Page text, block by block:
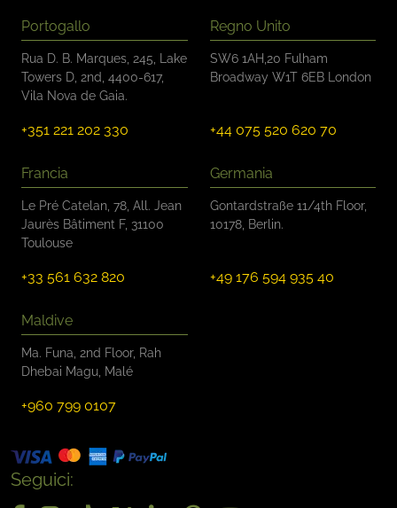
Portogallo
Rua D. B. Marques, 245, Lake
Towers D, 2nd, 4400-617,
Vila Nova de Gaia.
+351 221 202 330
Regno Unito
SW6 1AH,20 Fulham
Broadway W1T 6EB London
+44 075 520 620 70
Francia
Le Pré Catelan, 78, All. Jean
Jaurès Bâtiment F, 31100
Toulouse
+33 561 632 820
Germania
Gontardstraße 11/4th Floor,
10178, Berlin.
+49 176 594 935 40
Maldive
Ma. Funa, 2nd Floor, Rah
Dhebai Magu, Malé
+960 799 0107
Seguici: